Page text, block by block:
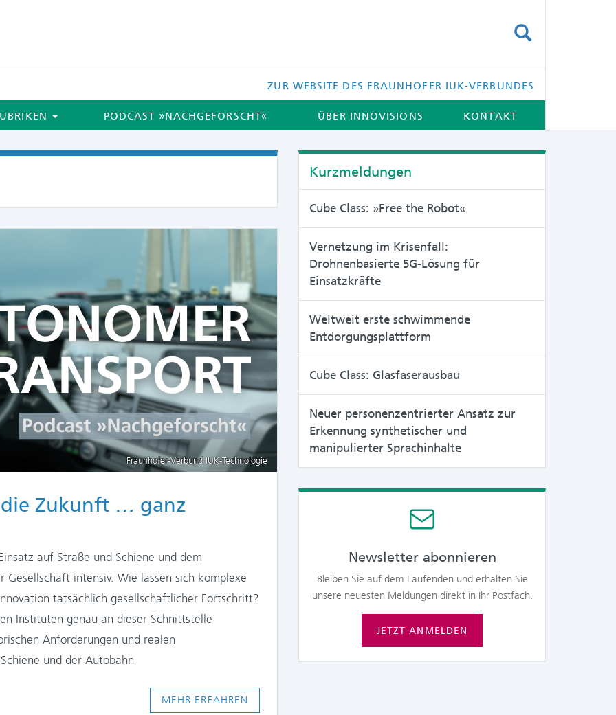
ZUR WEBSITE DES FRAUNHOFER IUK-VERBUNDES
PODCAST »NACHGEFORSCHT« ÜBER INNOVISIONS KONTAKT
Fraunhofer-Verbund IUK-Technologie
die Zukunft … ganz
auf Straße und Schiene und dem
intensiv. Wie lassen sich komplexe
tatsächlich gesellschaftlicher Fortschritt?
Instituten genau an dieser Schnittstelle
Anforderungen und realen
und der Autobahn
MEHR ERFAHREN
Kurzmeldungen
Cube Class: »Free the Robot«
Vernetzung im Krisenfall:
Drohnenbasierte 5G-Lösung für
Einsatzkräfte
Weltweit erste schwimmende
Entdorgungsplattform
Cube Class: Glasfaserausbau
Neuer personenzentrierter Ansatz zur
Erkennung synthetischer und
manipulierter Sprachinhalte
Newsletter abonnieren
Bleiben Sie auf dem Laufenden und erhalten Sie
unsere neuesten Meldungen direkt in Ihr Postfach.
JETZT ANMELDEN